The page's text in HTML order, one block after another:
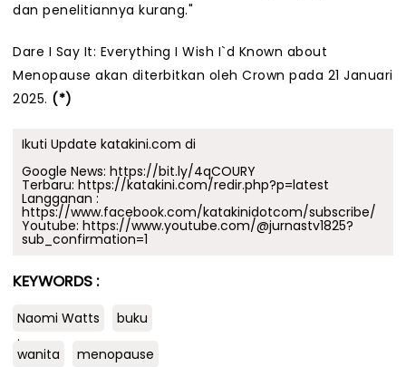
dan penelitiannya kurang."
Dare I Say It: Everything I Wish I`d Known about
Menopause akan diterbitkan oleh Crown pada 21 Januari
2025. (*)
Ikuti Update katakini.com di
Google News: https://bit.ly/4qCOURY
Terbaru: https://katakini.com/redir.php?p=latest
Langganan :
https://www.facebook.com/katakinidotcom/subscribe/
Youtube: https://www.youtube.com/@jurnastv1825?
sub_confirmation=1
KEYWORDS :
Naomi Watts
buku
.
wanita
menopause